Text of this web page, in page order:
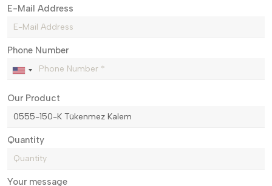
E-Mail Address
Phone Number
Our Product
Quantity
Your message